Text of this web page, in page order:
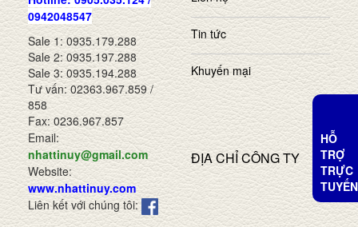
0942048547
Sale 1: 0935.179.288
Sale 2: 0935.197.288
Sale 3: 0935.194.288
Tư vấn: 02363.967.859 /
858
Fax: 0236.967.857
Email:
nhattinuy@gmail.com
Website:
www.nhattinuy.com
Liên kết với chúng tôi:
Tin tức
Khuyến mại
ĐỊA CHỈ CÔNG TY
HỖ
TRỢ
TRỰC
TUYẾN